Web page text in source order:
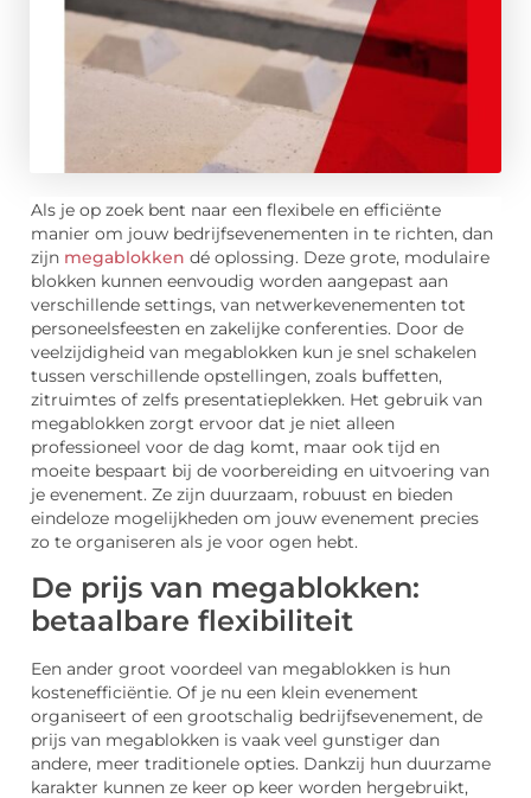
Als je op zoek bent naar een flexibele en efficiënte
manier om jouw bedrijfsevenementen in te richten, dan
zijn megablokken dé oplossing. Deze grote, modulaire
blokken kunnen eenvoudig worden aangepast aan
verschillende settings, van netwerkevenementen tot
personeelsfeesten en zakelijke conferenties. Door de
veelzijdigheid van megablokken kun je snel schakelen
tussen verschillende opstellingen, zoals buffetten,
zitruimtes of zelfs presentatieplekken. Het gebruik van
megablokken zorgt ervoor dat je niet alleen
professioneel voor de dag komt, maar ook tijd en
moeite bespaart bij de voorbereiding en uitvoering van
je evenement. Ze zijn duurzaam, robuust en bieden
eindeloze mogelijkheden om jouw evenement precies
zo te organiseren als je voor ogen hebt.
De prijs van megablokken:
betaalbare flexibiliteit
Een ander groot voordeel van megablokken is hun
kostenefficiëntie. Of je nu een klein evenement
organiseert of een grootschalig bedrijfsevenement, de
prijs van megablokken is vaak veel gunstiger dan
andere, meer traditionele opties. Dankzij hun duurzame
karakter kunnen ze keer op keer worden hergebruikt,